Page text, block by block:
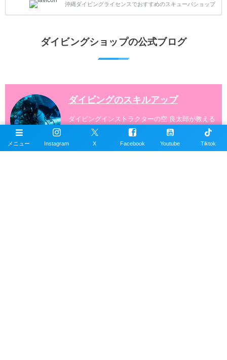
グスポットを紹介します。 当スクールは、沖縄本島で
は北谷町、嘉手納町、読谷村、恩納村、名護市、本部
案内しております。 ダイビングライセンスをお持ちの
沖縄ダイビングライセンスでおすすめのスキューバショップ
ダイビングショップの公式ブログ
ダイビングのスキルアップ
ダイビングインストラクターの空 良太郎が教える
スキューバダイビングの完全攻略マニュアル。
メニュー Instagram X Facebook Youtube Tiktok